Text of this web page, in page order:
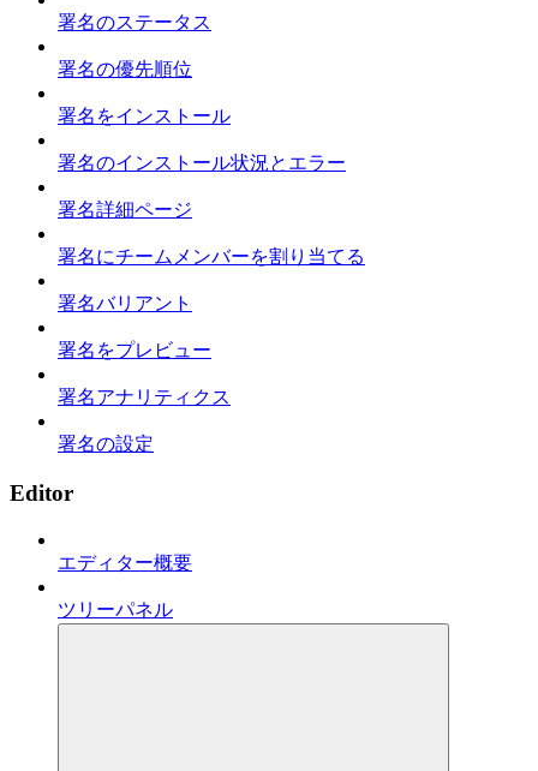
署名のステータス
署名の優先順位
署名をインストール
署名のインストール状況とエラー
署名詳細ページ
署名にチームメンバーを割り当てる
署名バリアント
署名をプレビュー
署名アナリティクス
署名の設定
Editor
エディター概要
ツリーパネル